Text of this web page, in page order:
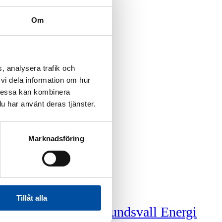
Om
analysera trafik och
dela information om hur
kan kombinera
har använt deras tjänster.
Marknadsföring
Tillåt alla
och FVB tillsammans i 50 år Sundsvall Energi